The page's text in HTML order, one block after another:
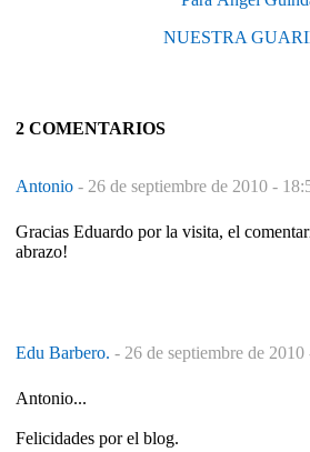
NUESTRA
2 COMENTARIOS
Antonio - 26 de septiembre de 2010 -
Gracias Eduardo por la visita, el
abrazo!
Edu Barbero. - 26 de septiembre de 2010
Antonio...
Felicidades por el blog.